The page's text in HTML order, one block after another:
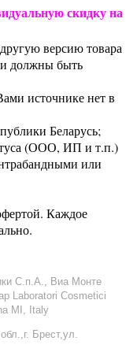
скидку на
версию товара
должны быть
источнике нет в
Беларусь;
(ООО, ИП и т.п.)
или
Каждое
С.п.А., Виа Монте
Laboratori Cosmetici
MI, Italy
Брест,ул.